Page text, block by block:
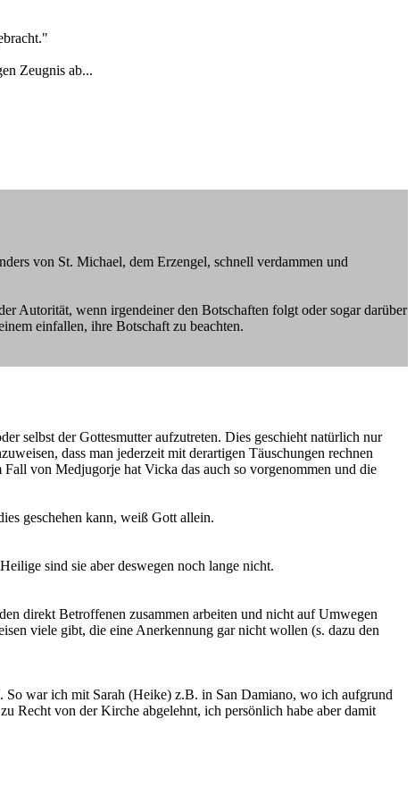
Zeugnis ab...
von St. Michael, dem Erzengel, schnell verdammen und
Autorität, wenn irgendeiner den Botschaften folgt oder sogar darüber
einfallen, ihre Botschaft zu beachten.
selbst der Gottesmutter aufzutreten. Dies geschieht natürlich nur
dass man jederzeit mit derartigen Täuschungen rechnen
von Medjugorje hat Vicka das auch so vorgenommen und die
geschehen kann, weiß Gott allein.
sind sie aber deswegen noch lange nicht.
direkt Betroffenen zusammen arbeiten und nicht auf Umwegen
viele gibt, die eine Anerkennung gar nicht wollen (s. dazu den
So war ich mit Sarah (Heike) z.B. in San Damiano, wo ich aufgrund
Recht von der Kirche abgelehnt, ich persönlich habe aber damit